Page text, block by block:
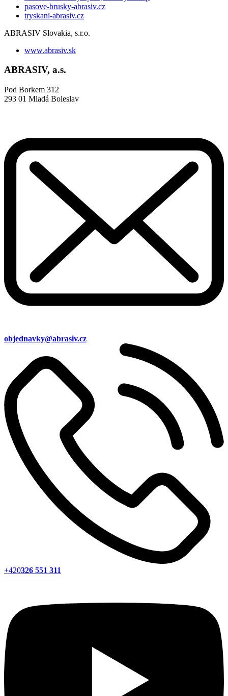
pasove-brusky-abrasiv.cz
tryskani-abrasiv.cz
ABRASIV Slovakia, s.r.o.
www.abrasiv.sk
ABRASIV, a.s.
Pod Borkem 312
293 01 Mladá Boleslav
objednavky@abrasiv.cz
+420326 551 311